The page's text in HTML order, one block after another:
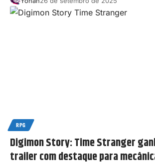
RPG
Digimon Story: Time Stranger
trailer com destaque para